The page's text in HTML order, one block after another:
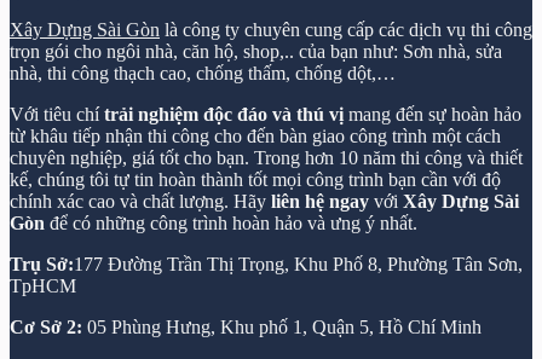
Xây Dựng Sài Gòn là công ty chuyên cung cấp các dịch vụ thi công
trọn gói cho ngôi nhà, căn hộ, shop,.. của bạn như: Sơn nhà, sửa
nhà, thi công thạch cao, chống thấm, chống dột,…
Với tiêu chítrải nghiệm độc đáo và thú vị mang đến sự hoàn hảo
từ khâu tiếp nhận thi công cho đến bàn giao công trình một cách
chuyên nghiệp, giá tốt cho bạn. Trong hơn 10 năm thi công và thiết
kế, chúng tôi tự tin hoàn thành tốt mọi công trình bạn cần với độ
chính xác cao và chất lượng. Hãy liên hệ ngay với Xây Dựng Sài
Gòn để có những công trình hoàn hảo và ưng ý nhất.
Trụ Sở:177 Đường Trần Thị Trọng, Khu Phố 8, Phường Tân Sơn,
TpHCM
Cơ Sở 2: 05 Phùng Hưng, Khu phố 1, Quận 5, Hồ Chí Minh